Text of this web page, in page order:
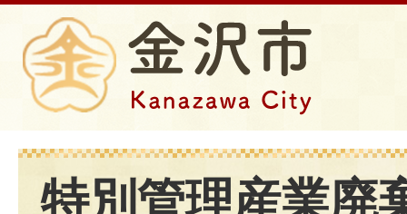
特別管理産業廃